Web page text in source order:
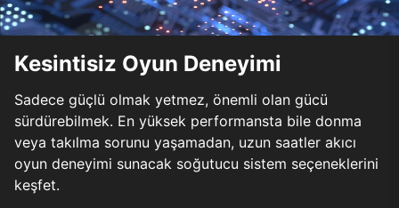
Kesintisiz Oyun Deneyimi
Sadece güçlü olmak yetmez, önemli olan gücü
sürdürebilmek. En yüksek performansta bile donma
veya takılma sorunu yaşamadan, uzun saatler akıcı
oyun deneyimi sunacak soğutucu sistem seçeneklerini
keşfet.